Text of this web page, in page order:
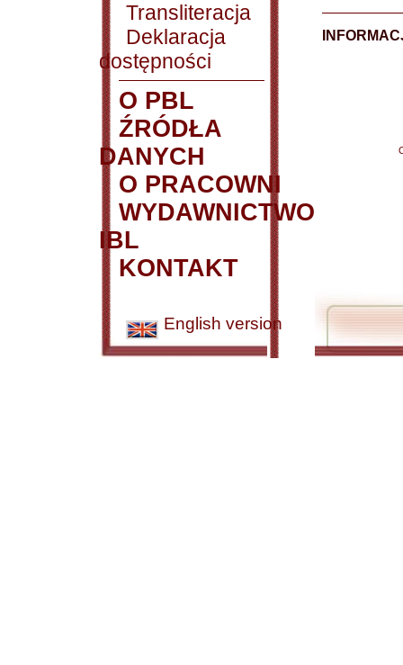
Transliteracja
Deklaracja
dostępności
O PBL
ŹRÓDŁA
DANYCH
O PRACOWNI
WYDAWNICTWO
IBL
KONTAKT
English version